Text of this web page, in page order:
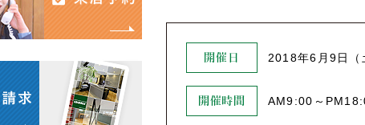
開催日 2018年6月9日（
開催時間 AM9:00～